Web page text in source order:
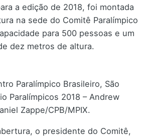
a edição de 2018, foi montada
na sede do Comitê Paralímpico
para 500 pessoas e um
dez metros de altura.
Paralímpico Brasileiro, São
Paralímpicos 2018 – Andrew
Zappe/CPB/MPIX.
o presidente do Comitê,